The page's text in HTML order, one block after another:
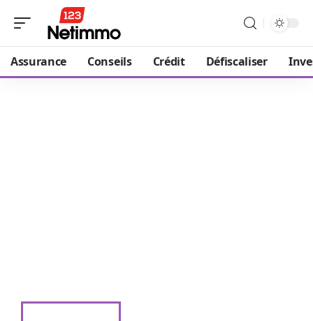
Assurance Conseils Crédit Défiscaliser